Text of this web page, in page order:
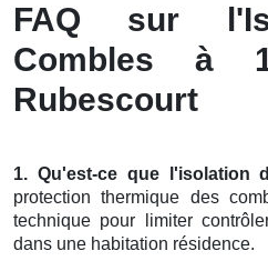
FAQ sur
Combles à
Rubescourt
1. Qu'est-ce que l'isolation
protection thermique des
technique pour limiter
dans une habitation résidence.